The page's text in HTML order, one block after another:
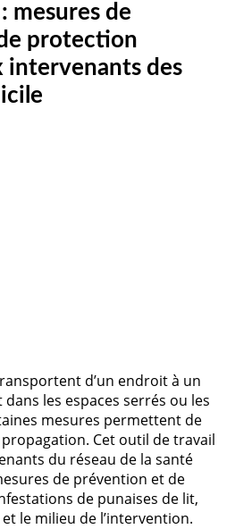
mesures de
protection
intervenants des
d’un endroit à un
les espaces serrés ou les
mesures permettent de
Cet outil de travail
du réseau de la santé
de prévention et de
de punaises de lit,
le milieu de l’intervention.